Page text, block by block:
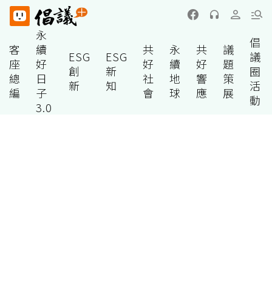
客
座
總
編
永
續
好
日
子
3.0
ESG
創
新
ESG
新
知
共
好
社
會
永
續
地
球
共
好
響
應
議
題
策
展
倡
議
圈
活
動